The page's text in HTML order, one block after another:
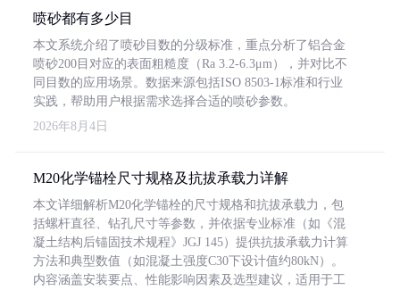
喷砂都有多少目
本文系统介绍了喷砂目数的分级标准，重点分析了铝合金
喷砂200目对应的表面粗糙度（Ra 3.2-6.3μm），并对比不
同目数的应用场景。数据来源包括ISO 8503-1标准和行业
实践，帮助用户根据需求选择合适的喷砂参数。
2026年8月4日
M20化学锚栓尺寸规格及抗拔承载力详解
本文详细解析M20化学锚栓的尺寸规格和抗拔承载力，包
括螺杆直径、钻孔尺寸等参数，并依据专业标准（如《混
凝土结构后锚固技术规程》JGJ 145）提供抗拔承载力计算
方法和典型数值（如混凝土强度C30下设计值约80kN）。
内容涵盖安装要点、性能影响因素及选型建议，适用于工